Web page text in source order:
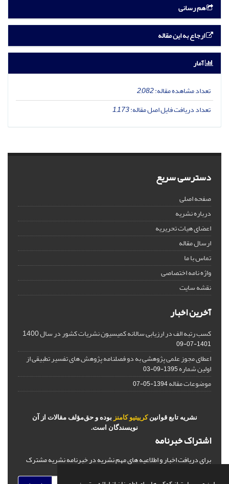
هم رسانی
ارجاع به این مقاله
آمار
تعداد مشاهده مقاله:2,082
تعداد دریافت فایل اصل مقاله:1,173
دسترسی سریع
صفحه اصلی
درباره نشریه
اعضای هیات تحریریه
ارسال مقاله
تماس با ما
واژه نامه اختصاصی
نقشه سایت
آخرین اخبار
کسب رتبه الف در ارزیابی سالانه کمیسیون نشریات کشور در سال 1400
1401-07-09
اعطای مجوز علمی پژوهشی به دو فصلنامه پژوهش های تفسیر تطبیقی از
اولین شماره1395-09-03
موضوعات مقاله1394-05-07
نشریه تابع قوانین کرییتیو کامنز بوده و حق‌مؤلف مقالات از آن
نویسندگان است.
اشتراک خبرنامه
برای دریافت اخبار و اطلاعیه های مهم نشریه در خبرنامه نشریه مشترک